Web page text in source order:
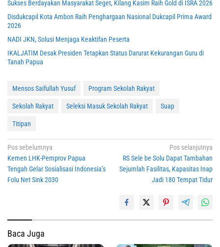
Sukses Berdayakan Masyarakat Seget, Kilang Kasim Raih Gold di ISRA 2026
Disdukcapil Kota Ambon Raih Penghargaan Nasional Dukcapil Prima Award
2026
NADI JKN, Solusi Menjaga Keaktifan Peserta
IKALJATIM Desak Presiden Tetapkan Status Darurat Kekurangan Guru di
Tanah Papua
Mensos Saifullah Yusuf Program Sekolah Rakyat
Sekolah Rakyat Seleksi Masuk Sekolah Rakyat Suap
Titipan
Navigasi
pos
Pos sebelumnya
Kemen LHK-Pemprov Papua
Tengah Gelar Sosialisasi Indonesia’s
Folu Net Sink 2030
Pos selanjutnya
RS Sele be Solu Dapat Tambahan
Sejumlah Fasilitas, Kapasitas Inap
Jadi 180 Tempat Tidur
Baca Juga